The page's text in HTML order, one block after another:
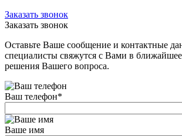
Заказать звонок
Заказать звонок
Оставьте Ваше сообщение и контактные
специалисты свяжутся с Вами в ближайшее
решения Вашего вопроса.
Ваш телефон*
Ваше имя